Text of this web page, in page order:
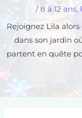
/8 à 12 ans,
Rejoignez Lila
dans son jardin
partent en quête